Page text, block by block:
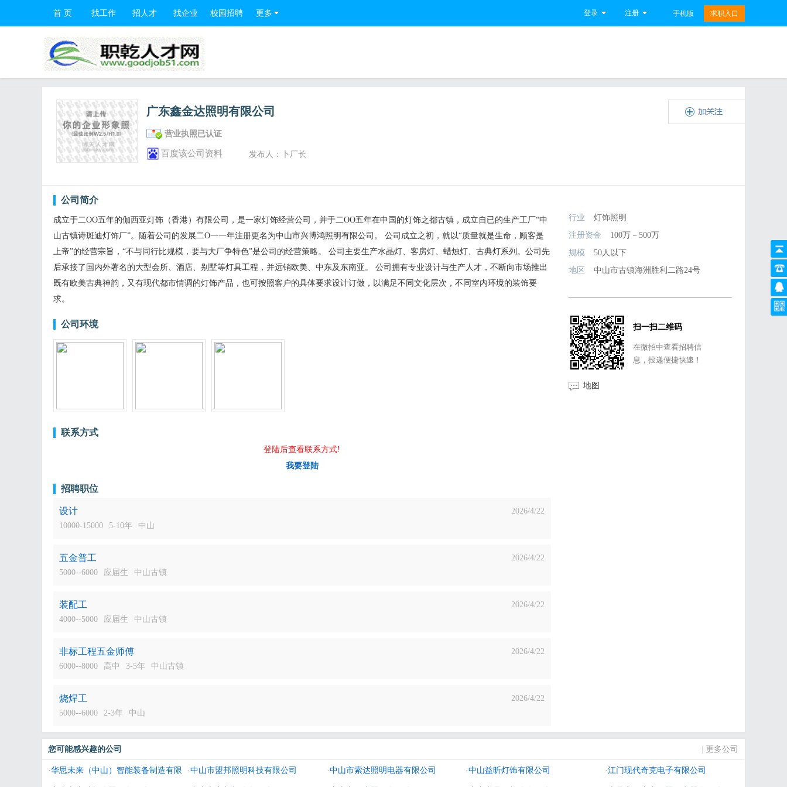
首 页 找工作 招人才 找企业 校园招聘 更多 手机版 求职入口
注册
登录
广东鑫金达照明有限公司
营业执照已认证
百度该公司资料 发布人：卜厂长
公司简介
成立于二OO五年的伽西亚灯饰（香港）有限公司，是一家灯饰经营公司，并于二OO五年在中国的灯饰之都古镇，成立自已的生产工厂“中
山古镇诗斑迪灯饰厂”。随着公司的发展二O一一年注册更名为中山市兴博鸿照明有限公司。 公司成立之初，就以“质量就是生命，顾客是
上帝”的经营宗旨，“不与同行比规模，要与大厂争特色”是公司的经营策略。 公司主要生产水晶灯、客房灯、蜡烛灯、古典灯系列。公司先
后承接了国内外著名的大型会所、酒店、别墅等灯具工程，并远销欧美、中东及东南亚。 公司拥有专业设计与生产人才，不断向市场推出
既有欧美古典神韵，又有现代都市情调的灯饰产品，也可按照客户的具体要求设计订做，以满足不同文化层次，不同室内环境的装饰要
求。
公司环境
联系方式
登陆后查看联系方式!
我要登陆
招聘职位
设计
2026/4/22
10000-15000
5-10年 中山
五金普工
2026/4/22
5000--6000
应届生 中山古镇
装配工
2026/4/22
4000--5000
应届生 中山古镇
非标工程五金师傅
2026/4/22
6000--8000
高中 3-5年 中山古镇
烧焊工
2026/4/22
5000--6000
2-3年 中山
行业
灯饰照明
注册资金
100万－500万
规模
50人以下
地区
中山市古镇海洲胜利二路24号
扫一扫二维码
在微招中查看招聘信
息，投递便捷快速！
地图
您可能感兴趣的公司 更多公司
·华思未来（中山）智能装备制造有限 ·中山市盟邦照明科技有限公司 ·中山市索达照明电器有限公司 ·中山益昕灯饰有限公司 ·江门现代奇克电子有限公司